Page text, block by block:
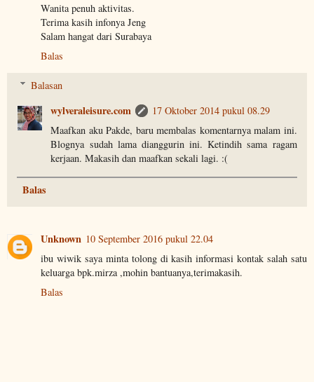
Wanita penuh aktivitas.
Terima kasih infonya Jeng
Salam hangat dari Surabaya
Balas
Balasan
wylveraleisure.com
17 Oktober 2014 pukul 08.29
Maafkan aku Pakde, baru membalas komentarnya malam ini.
Blognya sudah lama dianggurin ini. Ketindih sama ragam
kerjaan. Makasih dan maafkan sekali lagi. :(
Balas
Unknown 10 September 2016 pukul 22.04
ibu wiwik saya minta tolong di kasih informasi kontak salah satu
keluarga bpk.mirza ,mohin bantuanya,terimakasih.
Balas